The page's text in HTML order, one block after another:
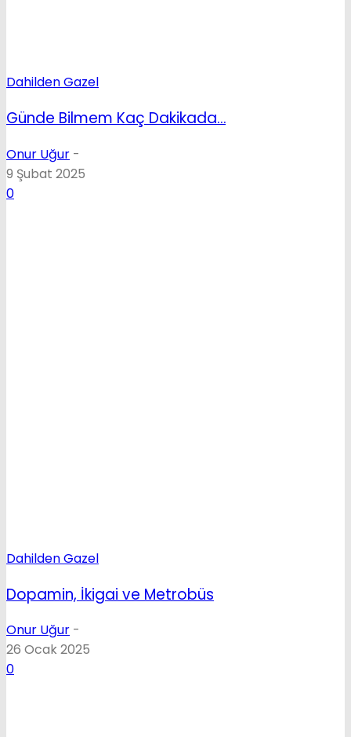
Dahilden Gazel
Günde Bilmem Kaç Dakikada…
Onur Uğur -
9 Şubat 2025
0
Dahilden Gazel
Dopamin, İkigai ve Metrobüs
Onur Uğur -
26 Ocak 2025
0